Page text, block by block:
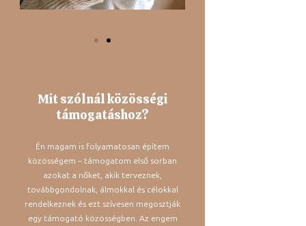
Mit szólnál közösségi
támogatáshoz?
Én magam is folyamatosan építem
közösségem – támogatom első sorban
azokat a nőket, akik terveznek,
továbbgondolnak, álmokkal és célokkal
rendelkeznek és ezt szívesen megosztják
egy támogató közösségben. Az engem